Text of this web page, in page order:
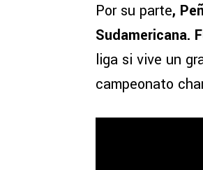
Por su parte,
Sudamericana.
liga si vive un
campeonato